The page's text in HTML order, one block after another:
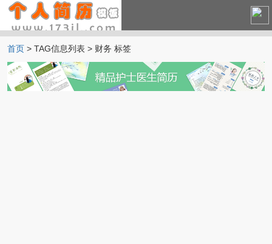
中文简历
英文简历
首页 > TAG信息列表 > 财务 标签